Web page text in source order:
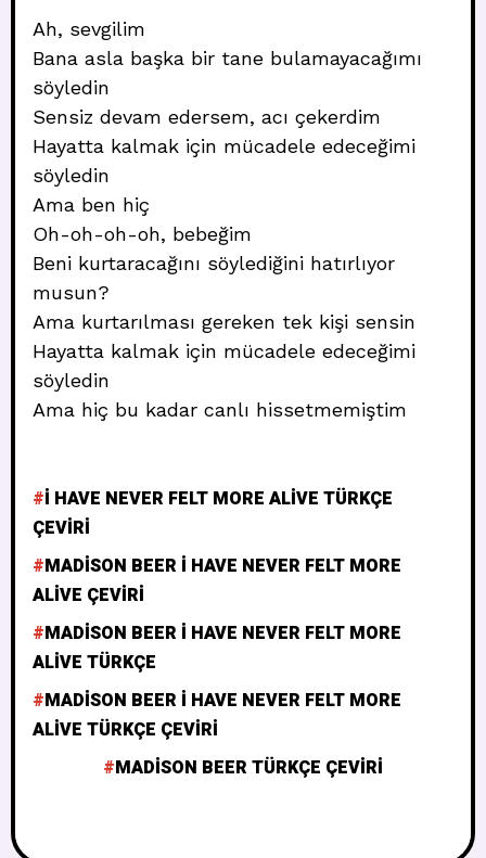
Ah, sevgilim
Bana asla başka bir tane bulamayacağımı
söyledin
Sensiz devam edersem, acı çekerdim
Hayatta kalmak için mücadele edeceğimi
söyledin
Ama ben hiç
Oh-oh-oh-oh, bebeğim
Beni kurtaracağını söylediğini hatırlıyor
musun?
Ama kurtarılması gereken tek kişi sensin
Hayatta kalmak için mücadele edeceğimi
söyledin
Ama hiç bu kadar canlı hissetmemiştim
I HAVE NEVER FELT MORE ALIVE TÜRKÇE
ÇEVIRI
MADISON BEER I HAVE NEVER FELT MORE
ALIVE ÇEVIRI
MADISON BEER I HAVE NEVER FELT MORE
ALIVE TÜRKÇE
MADISON BEER I HAVE NEVER FELT MORE
ALIVE TÜRKÇE ÇEVIRI
MADISON BEER TÜRKÇE ÇEVIRI